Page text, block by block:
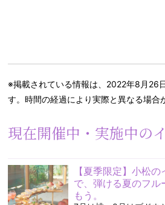
※掲載されている情報は、2022年8月26
す。時間の経過により実際と異なる場合
現在開催中・実施中の
【夏季限定】小松
で、弾ける夏のフル
もう。